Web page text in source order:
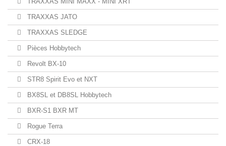
TRAXXAS JATO
TRAXXAS SLEDGE
Pièces Hobbytech
Revolt BX-10
STR8 Spirit Evo et NXT
BX8SL et DB8SL Hobbytech
BXR-S1 BXR MT
Rogue Terra
CRX-18